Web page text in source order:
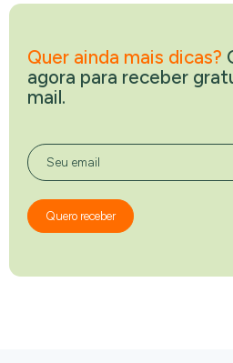
Quer ainda mais dicas?
agora para receber
mail.
Seu email
Quero receber